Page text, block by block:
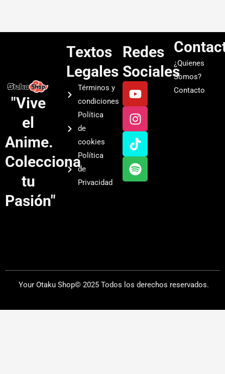
"Vive
el
Anime.
Colecciona
tu
Pasión"
Textos
Legales
Términos y
condiciones
Política
de
cookies
Política
de
Privacidad
Redes
Sociales
Y
o
u
t
u
b
e
I
n
s
t
a
g
r
a
T
i
k
t
o
k
S
p
o
t
i
f
y
¿Quienes
Somos?
Contacto
Your Otaku Shop© 2025 Todos los derechos reservados.